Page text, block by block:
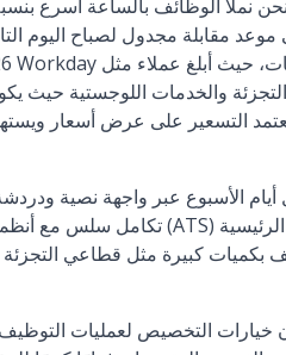
الساعة 10 مساءً والحصول على موعد مقابلة مجدول
والخدمات اللوجستية حيث
الأسبوع عبر واجهة نصية
تكامل سلس مع أنظمة تتبع المتقدمين (ATS) الرئيسية
بكميات كبيرة مثل قطاعي التجزئة
خيارات التخصيص لعمليات